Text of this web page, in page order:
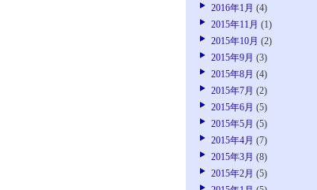
2016年1月 (4)
2015年11月 (1)
2015年10月 (2)
2015年9月 (3)
2015年8月 (4)
2015年7月 (2)
2015年6月 (5)
2015年5月 (5)
2015年4月 (7)
2015年3月 (8)
2015年2月 (5)